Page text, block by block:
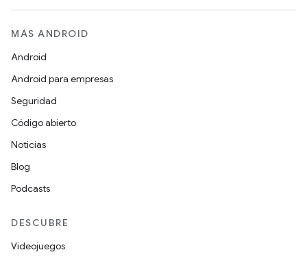
MÁS ANDROID
Android
Android para empresas
Seguridad
Código abierto
Noticias
Blog
Podcasts
DESCUBRE
Videojuegos